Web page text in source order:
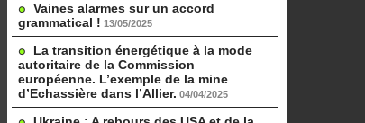
Vaines alarmes sur un accord
grammatical ! 13/05/2025
La transition énergétique à la mode
autoritaire de la Commission
européenne. L’exemple de la mine
d’Echassière dans l’Allier. 04/04/2025